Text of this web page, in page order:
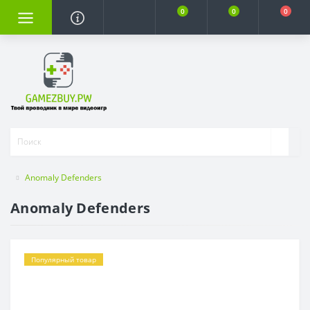
0 0 0
Anomaly Defenders
Anomaly Defenders
Популярный товар